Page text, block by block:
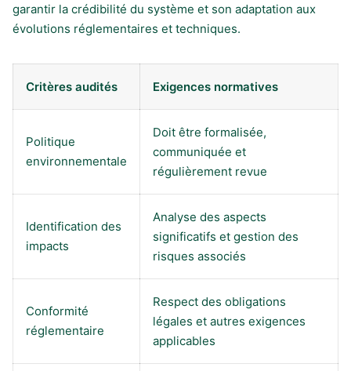
garantir la crédibilité du système et son adaptation aux
évolutions réglementaires et techniques.
Critères audités Exigences normatives
Politique
environnementale
Doit être formalisée,
communiquée et
régulièrement revue
Identification des
impacts
Analyse des aspects
significatifs et gestion des
risques associés
Conformité
réglementaire
Respect des obligations
légales et autres exigences
applicables